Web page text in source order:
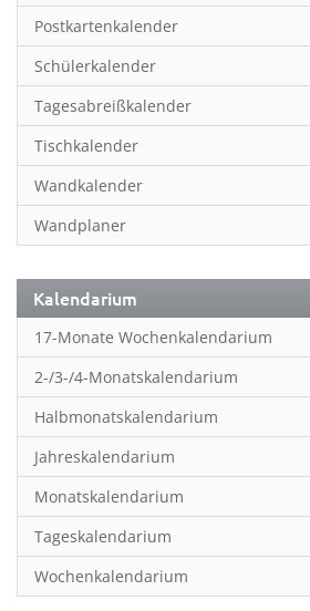
Hobby & Basteln
Humor & Cartoon
Inpiration & Entspannung
Inspiration & Entspannung
Inspiration & Spiritualität
Kinderkalender
Kunst
Länder & Städte
Landschaft & Natur
Lifestyle
Literatur
Manga & Animé
Neutrale Kalender
Partner- & Wandplaner
Planung & Organisation
Postkartenkalender
Schülerkalender
Tagesabreißkalender
Tischkalender
Wandkalender
Wandplaner
Kalendarium
17-Monate Wochenkalendarium
2-/3-/4-Monatskalendarium
Halbmonatskalendarium
Jahreskalendarium
Monatskalendarium
Tageskalendarium
Wochenkalendarium